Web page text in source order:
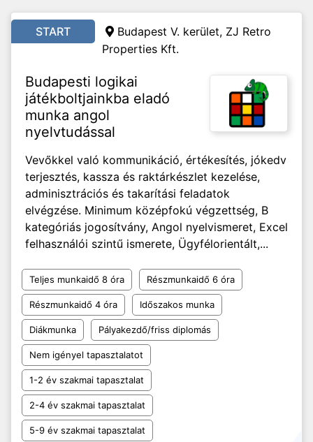
START
Budapest V. kerület, ZJ Retro
Properties Kft.
Budapesti logikai
játékboltjainkba eladó
munka angol
nyelvtudással
Vevőkkel való kommunikáció, értékesítés, jókedv
terjesztés, kassza és raktárkészlet kezelése,
adminisztrációs és takarítási feladatok
elvégzése. Minimum középfokú végzettség, B
kategóriás jogosítvány, Angol nyelvismeret, Excel
felhasználói szintű ismerete, Ügyfélorientált,...
Teljes munkaidő 8 óra Részmunkaidő 6 óra
Részmunkaidő 4 óra Időszakos munka
Diákmunka Pályakezdő/friss diplomás
Nem igényel tapasztalatot
1-2 év szakmai tapasztalat
2-4 év szakmai tapasztalat
5-9 év szakmai tapasztalat